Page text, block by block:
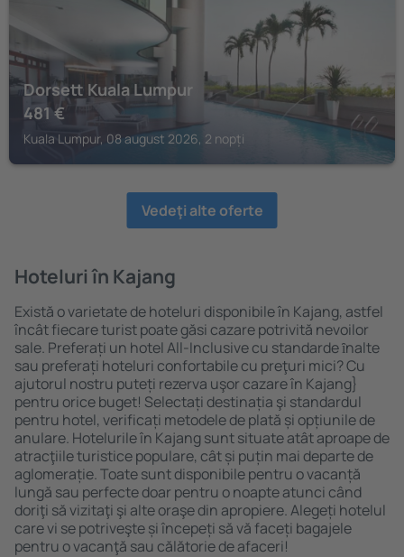
Dorsett Kuala Lumpur
481 €
Kuala Lumpur, 08 august 2026, 2 nopți
Vedeţi alte oferte
Hoteluri în Kajang
Există o varietate de hoteluri disponibile în Kajang, astfel
încât fiecare turist poate găsi cazare potrivită nevoilor
sale. Preferați un hotel All-Inclusive cu standarde ȋnalte
sau preferați hoteluri confortabile cu preţuri mici? Cu
ajutorul nostru puteți rezerva uşor cazare în Kajang}
pentru orice buget! Selectați destinația şi standardul
pentru hotel, verificați metodele de plată și opțiunile de
anulare. Hotelurile în Kajang sunt situate atât aproape de
atracţiile turistice populare, cât și puțin mai departe de
aglomerație. Toate sunt disponibile pentru o vacanță
lungă sau perfecte doar pentru o noapte atunci când
doriţi să vizitaţi şi alte oraşe din apropiere. Alegeți hotelul
care vi se potriveşte și începeți să vă faceți bagajele
pentru o vacanţă sau călătorie de afaceri!